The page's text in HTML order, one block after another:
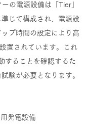
の電源設備は「Tier」
じて構成され、電源設
プ時間の設定により高
置されています。これ
することを確認するた
験が必要となります。
発電設備